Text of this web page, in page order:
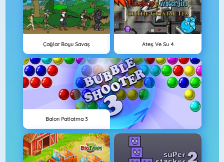
Çağlar Boyu Savaş Ateş Ve Su 4
Balon Patlatma 3